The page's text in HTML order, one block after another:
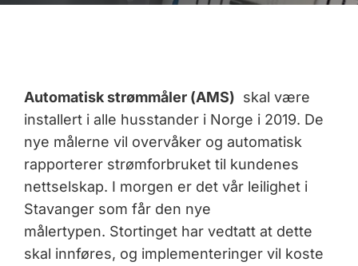
Automatisk strømmåler (AMS) skal være
installert i alle husstander i Norge i 2019. De
nye målerne vil overvåker og automatisk
rapporterer strømforbruket til kundenes
nettselskap. I morgen er det vår leilighet i
Stavanger som får den nye
målertypen. Stortinget har vedtatt at dette
skal innføres, og implementeringer vil koste